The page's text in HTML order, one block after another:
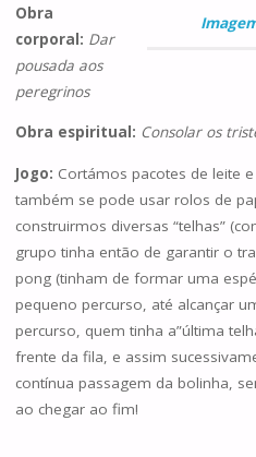
Obra
corporal: Dar
pousada aos
peregrinos
Obra espiritual: Consolar os
Jogo: Cortámos pacotes de leite
também se pode usar rolos de
construirmos diversas “telhas”
grupo tinha então de garantir o
pong (tinham de formar uma
pequeno percurso, até alcançar
percurso, quem tinha a”última
frente da fila, e assim
contínua passagem da bolinha,
ao chegar ao fim!